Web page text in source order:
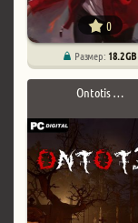
0
Размер: 18.2 GB
Ontotis …